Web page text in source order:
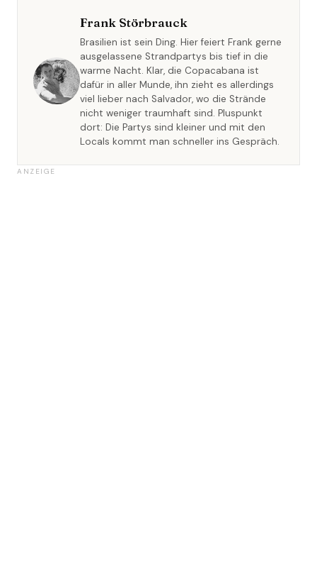
Frank Störbrauck
Brasilien ist sein Ding. Hier feiert Frank gerne
ausgelassene Strandpartys bis tief in die
warme Nacht. Klar, die Copacabana ist
dafür in aller Munde, ihn zieht es allerdings
viel lieber nach Salvador, wo die Strände
nicht weniger traumhaft sind. Pluspunkt
dort: Die Partys sind kleiner und mit den
Locals kommt man schneller ins Gespräch.
ANZEIGE